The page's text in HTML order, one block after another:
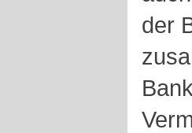
der